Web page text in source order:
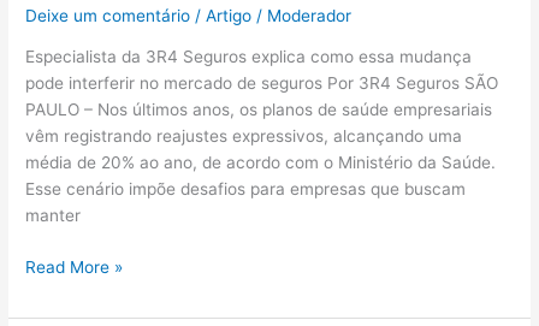
Deixe um comentário /Artigo / Moderador
Especialista da 3R4 Seguros explica como essa mudança
pode interferir no mercado de seguros Por 3R4 Seguros SÃO
PAULO – Nos últimos anos, os planos de saúde empresariais
vêm registrando reajustes expressivos, alcançando uma
média de 20% ao ano, de acordo com o Ministério da Saúde.
Esse cenário impõe desafios para empresas que buscam
manter
Read More »